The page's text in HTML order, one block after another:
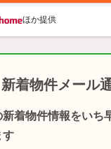
ほか提供
新着物件メール
着物件情報をいち
す